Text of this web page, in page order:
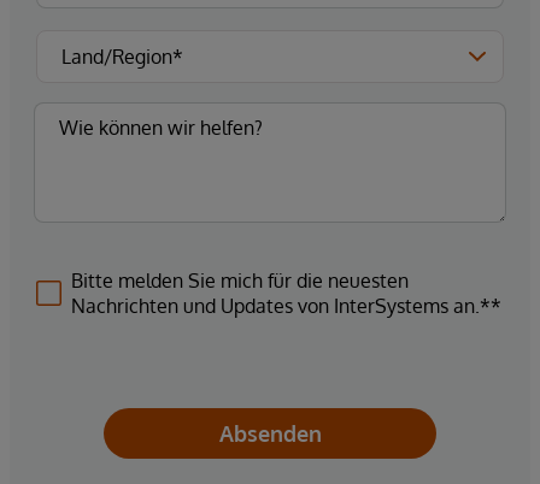
Bitte melden Sie mich für die neuesten
Nachrichten und Updates von InterSystems an.**
Absenden